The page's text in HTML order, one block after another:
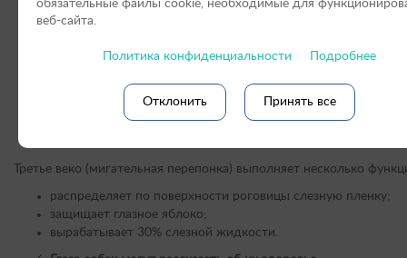
Третье веко (мигательная перепонка) выполняет несколько
распределяет по поверхности роговицы слезную пленку;
защищает глазное яблоко;
вырабатывает 30% слезной жидкости.
обязательные файлы cookie, необходимые для
веб-сайта.
Политика конфиденциальности Подробнее
Отклонить Принять все